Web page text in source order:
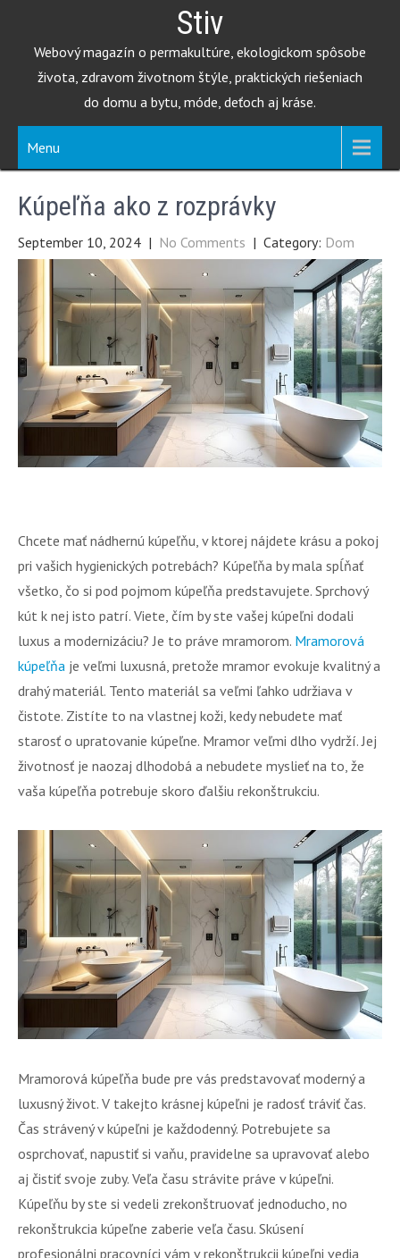
content
Stiv
Webový magazín o permakultúre, ekologickom spôsobe
života, zdravom životnom štýle, praktických riešeniach
do domu a bytu, móde, deťoch aj kráse.
Menu
Kúpeľňa ako z rozprávky
September 10, 2024 | No Comments | Category: Dom
Chcete mať nádhernú kúpeľňu, v ktorej nájdete krásu a pokoj
pri vašich hygienických potrebách? Kúpeľňa by mala spĺňať
všetko, čo si pod pojmom kúpeľňa predstavujete. Sprchový
kút k nej isto patrí. Viete, čím by ste vašej kúpeľni dodali
luxus a modernizáciu? Je to práve mramorom. Mramorová
kúpeľňa je veľmi luxusná, pretože mramor evokuje kvalitný a
drahý materiál. Tento materiál sa veľmi ľahko udržiava v
čistote. Zistíte to na vlastnej koži, kedy nebudete mať
starosť o upratovanie kúpeľne. Mramor veľmi dlho vydrží. Jej
životnosť je naozaj dlhodobá a nebudete myslieť na to, že
vaša kúpeľňa potrebuje skoro ďalšiu rekonštrukciu.
Mramorová kúpeľňa bude pre vás predstavovať moderný a
luxusný život. V takejto krásnej kúpeľni je radosť tráviť čas.
Čas strávený v kúpeľni je každodenný. Potrebujete sa
osprchovať, napustiť si vaňu, pravidelne sa upravovať alebo
aj čistiť svoje zuby. Veľa času strávite práve v kúpeľni.
Kúpeľňu by ste si vedeli zrekonštruovať jednoducho, no
rekonštrukcia kúpeľne zaberie veľa času. Skúsení
profesionálni pracovníci vám v rekonštrukcii kúpeľni vedia